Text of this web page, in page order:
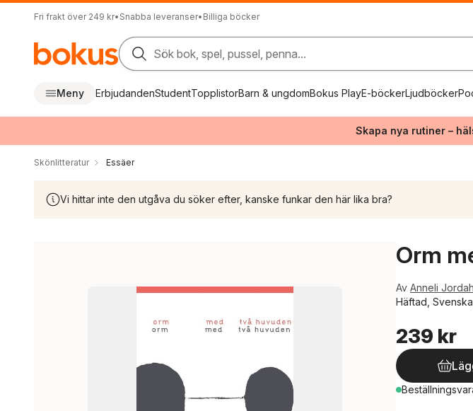
Fri frakt över 249 kr• Snabba leveranser• Billiga böcker
Sök bok, spel, pussel, penna...
Meny ErbjudandenStudentTopplistorBarn & ungdomBokus PlayE-böckerLjudböcker
Skapa nya rutiner –
Skönlitteratur Essäer
Vi hittar inte den utgåva du söker efter, kanske funkar den här lika bra?
Orm
Av Anneli
Häftad,
239 kr